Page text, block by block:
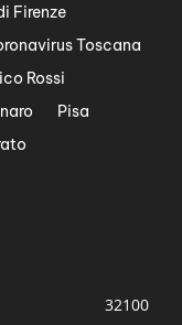
Firenze
Toscana
Rossi
Pisa
32100